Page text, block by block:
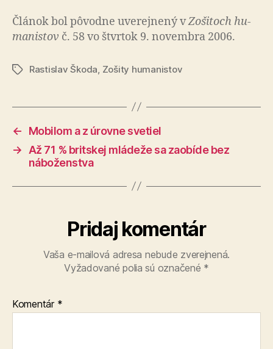
Článok bol pô­vod­ne uve­rej­ne­ný vZo­ši­toch hu­
ma­nis­tov č. 58 vo štvrtok 9. novembra 2006.
ZnačkyRastislav Škoda Zošity humanistov
←
Mobilom a z úrovne svetiel
→
Až 71 % britskej mládeže sa zaobíde bez
náboženstva
Pridaj komentár
Vaša e-mailová adresa nebude zverejnená.
Vyžadované polia sú označené *
Komentár *